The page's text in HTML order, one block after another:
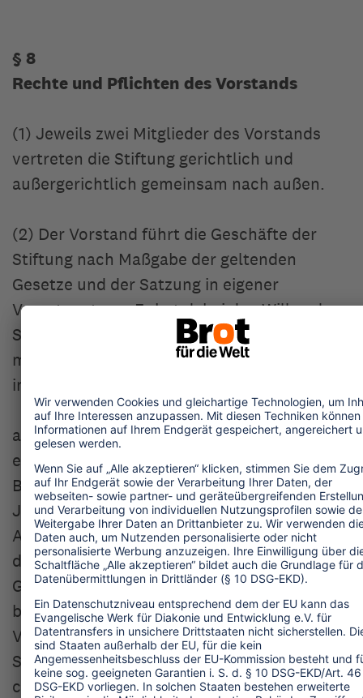
§ 8
Rechte und Pflichten des Vorstands
(1) Jeweils zwei Mitglieder des Vorstands
vertreten die Stiftung gerichtlich und
außergerichtlich gemeinsam nach außen.
(2) Der Vorstand führt die Geschäfte der
Stiftung nach Maßgabe der geltenden
Gesetze und der Satzung in eigener
Verantwortung. Er hat dabei den Willen der
Stifter so wirksam und nachhaltig wie
möglich zu erfüllen. Seine Aufgaben sind
insbesondere
a) die Verwaltung des Stiftungsvermögens
einschließlich der Führung von
Büchern und der Aufstellung des
Jahresabschlusses, soweit dies nicht
Aufgabe
des Geschäftsführers bzw. der
Geschäftsführerin ist, s. § 12 der Satzung
b) die Beschlussfassung über die
Verwendung der Erträgnisse des
Stiftungsvermögens
c) die Berufung und Anstellung des